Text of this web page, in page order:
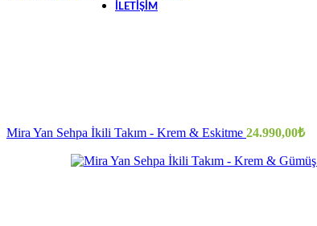
İLETIŞIM
Mira Yan Sehpa İkili Takım - Krem & Eskitme 24.990,00₺